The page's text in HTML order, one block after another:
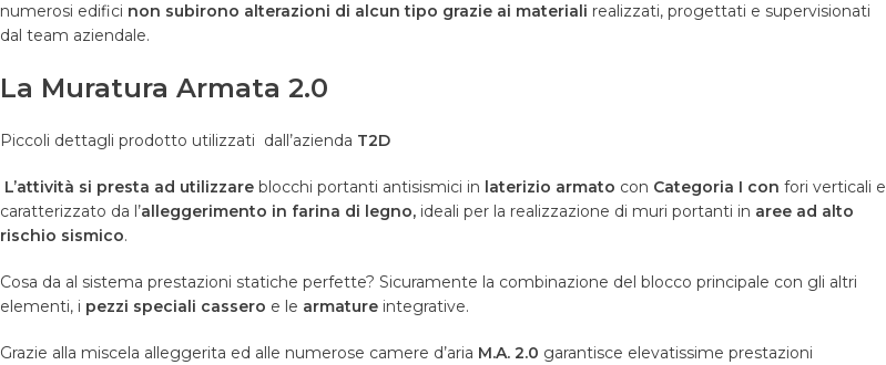
numerosi edifici non subirono alterazioni di alcun tipo grazie ai materiali realizzati, progettati e supervisionati
dal team aziendale.
La Muratura Armata 2.0
Piccoli dettagli prodotto utilizzati dall’azienda T2D
L’attività si presta ad utilizzare blocchi portanti antisismici in laterizio armato con Categoria I con fori verticali e
caratterizzato da l’alleggerimento in farina di legno, ideali per la realizzazione di muri portanti in aree ad alto
rischio sismico.
Cosa da al sistema prestazioni statiche perfette? Sicuramente la combinazione del blocco principale con gli altri
elementi, i pezzi speciali cassero e le armature integrative.
Grazie alla miscela alleggerita ed alle numerose camere d’aria M.A. 2.0 garantisce elevatissime prestazioni